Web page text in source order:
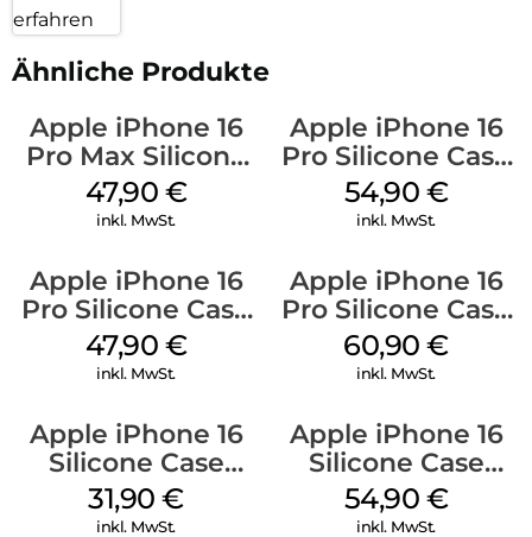
erfahren
Ähnliche Produkte
Apple iPhone 16
Pro Max Silicone
Case MagSafe
Black
47,90 €
inkl. MwSt.
Apple iPhone 16
Pro Silicone Case
MagSafe Black
54,90 €
inkl. MwSt.
Apple iPhone 16
Pro Silicone Case
MagSafe Denim
47,90 €
inkl. MwSt.
Apple iPhone 16
Pro Silicone Case
MagSafe Stone
Gray
60,90€
inkl. MwSt.
Apple iPhone 16
Silicone Case
MagSafe Fuchsia
31,90€
inkl. MwSt.
Apple iPhone 16
Silicone Case
MagSafe Black
54,90 €
inkl. MwSt.